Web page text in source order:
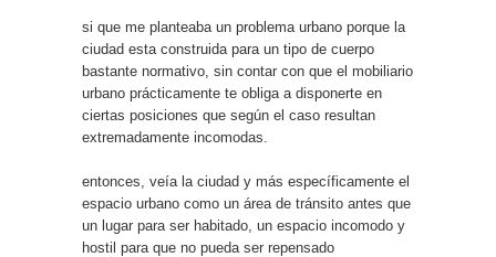
si que me planteaba un problema urbano porque la
ciudad esta construida para un tipo de cuerpo
bastante normativo, sin contar con que el mobiliario
urbano prácticamente te obliga a disponerte en
ciertas posiciones que según el caso resultan
extremadamente incomodas.
entonces, veía la ciudad y más específicamente el
espacio urbano como un área de tránsito antes que
un lugar para ser habitado, un espacio incomodo y
hostil para que no pueda ser repensado